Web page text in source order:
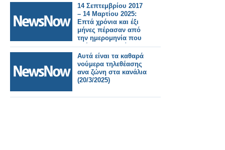
14 Σεπτεμβρίου 2017
– 14 Μαρτίου 2025:
Επτά χρόνια και έξι
μήνες πέρασαν από
την ημερομηνία που
ανέλαβε τα «ηνία» της
Τρενοσέ η Φερροβίε
ντέλλο Στάτο Ιταλιάνε.
Αυτά είναι τα καθαρά
νούμερα τηλεθέασης
ανα ζώνη στα κανάλια
(20/3/2025)